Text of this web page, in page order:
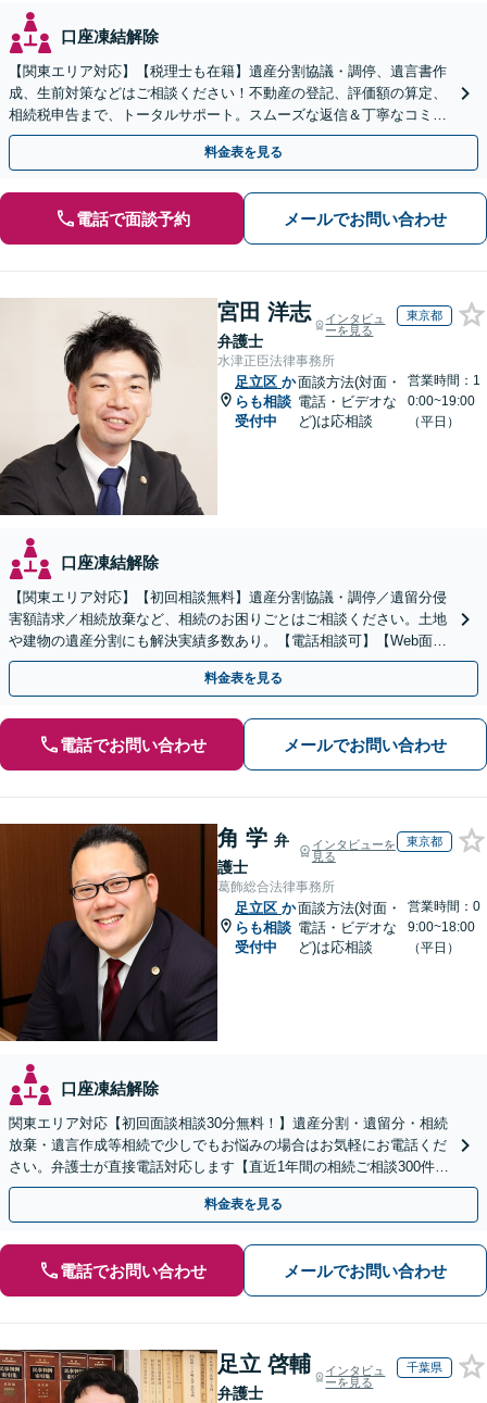
口座凍結解除
【関東エリア対応】【税理士も在籍】遺産分割協議・調停、遺言書作
成、生前対策などはご相談ください！不動産の登記、評価額の算定、
相続税申告まで、トータルサポート。スムーズな返信＆丁寧なコミュ
ニケーション◎お気軽にご相談ください。
料金表を見る
電話で面談予約 メールでお問い合わせ
宮田 洋志
弁護士
インタビュ
ーを見る
東京都
水津正臣法律事務所
足立区 か
らも相談
受付中
面談方法(対面・
電話・ビデオな
ど)は応相談
営業時間：1
0:00~19:00
（平日）
口座凍結解除
【関東エリア対応】【初回相談無料】遺産分割協議・調停／遺留分侵
害額請求／相続放棄など、相続のお困りごとはご相談ください。土地
や建物の遺産分割にも解決実績多数あり。【電話相談可】【Web面談
可】遺言書作成や財産の整理など生前対策もサポート
料金表を見る
電話でお問い合わせ メールでお問い合わせ
角 学 弁
護士
インタビューを
見る
東京都
葛飾総合法律事務所
足立区 か
らも相談
受付中
面談方法(対面・
電話・ビデオな
ど)は応相談
営業時間：0
9:00~18:00
（平日）
口座凍結解除
関東エリア対応【初回面談相談30分無料！】遺産分割・遺留分・相続
放棄・遺言作成等相続で少しでもお悩みの場合はお気軽にお電話くだ
さい。弁護士が直接電話対応します【直近1年間の相続ご相談300件以
上！＆相続の著書・セミナー多数】弁護士複数所属
料金表を見る
電話でお問い合わせ メールでお問い合わせ
足立 啓輔
弁護士
インタビュ
ーを見る
千葉県